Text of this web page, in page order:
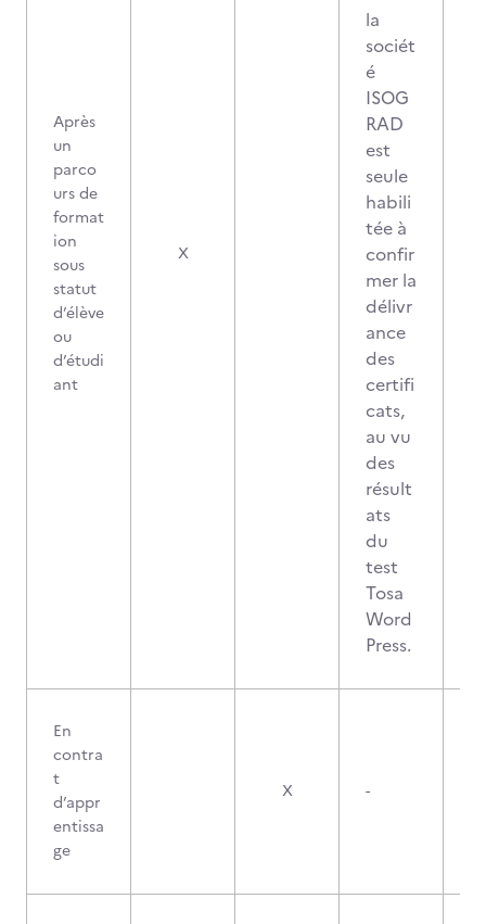
Après
un
parco
urs de
format
ion
sous
statut
d’élève
ou
d’étudi
ant
X
la
sociét
é
ISOG
RAD
est
seule
habili
tée à
confir
mer la
délivr
ance
des
certifi
cats,
au vu
des
résult
ats
du
test
Tosa
Word
Press.
En
contra
t
d’appr
entissa
ge
X -